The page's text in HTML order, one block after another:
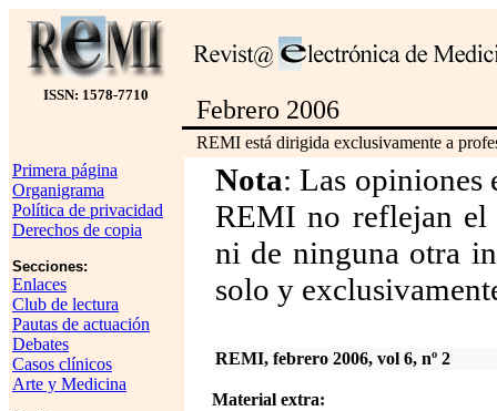
ISSN: 1578-7710
Febrero 2006
REMI está dirigida exclusivamente a
Primera página
Organigrama
Política de privacidad
Derechos de copia
Secciones:
Enlaces
Club de lectura
Pautas de actuación
Debates
Casos clínicos
Arte y Medicina
Nota: Las opiniones
REMI no reflejan el
ni de ninguna otra
solo y
REMI, febrero 2006, vol 6, nº 2
Material extra: